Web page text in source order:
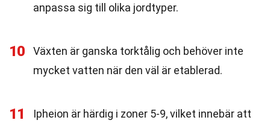
anpassa sig till olika jordtyper.
10
Växten är ganska torktålig och behöver inte
mycket vatten när den väl är etablerad.
11
Ipheion är härdig i zoner 5-9, vilket innebär att